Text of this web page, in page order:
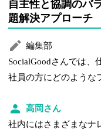
自主性と協調のバ
題解決アプローチ
編集部
SocialGoodさんでは、
社員の方にどのような
高岡さん
社内にはさまざまなナ